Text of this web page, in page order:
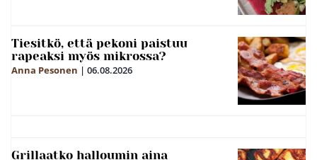
Tiesitkö, että pekoni paistuu
rapeaksi myös mikrossa?
Anna Pesonen | 06.08.2026
Grillaatko halloumin aina